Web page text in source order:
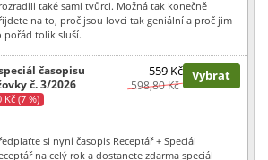
také sami tvůrci. Možná tak konečně
na to, proč jsou lovci tak geniální a proč jim
pořád tolik sluší.
časopisu
č. 3/2026
(7 %)
559 Kč
598,80 Kč
Vybrat
si nyní časopis Receptář + Speciál
na celý rok a dostanete zdarma speciál